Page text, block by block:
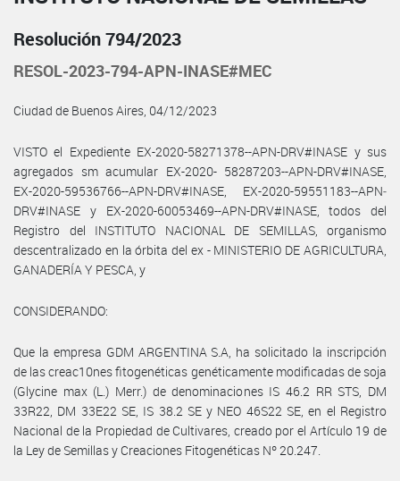
Resolución 794/2023
RESOL-2023-794-APN-INASE#MEC
Ciudad de Buenos Aires, 04/12/2023
VISTO el Expediente EX-2020-58271378--APN-DRV#INASE y sus
agregados sm acumular EX-2020- 58287203--APN-DRV#INASE,
EX-2020-59536766--APN-DRV#INASE, EX-2020-59551183--APN­
DRV#INASE y EX-2020-60053469--APN-DRV#INASE, todos del
Registro del INSTITUTO NACIONAL DE SEMILLAS, organismo
descentralizado en la órbita del ex - MINISTERIO DE AGRICULTURA,
GANADERÍA Y PESCA, y
CONSIDERANDO:
Que la empresa GDM ARGENTINA S.A, ha solicitado la inscripción
de las creac10nes fitogenéticas genéticamente modificadas de soja
(Glycine max (L.) Merr.) de denominaciones IS 46.2 RR STS, DM
33R22, DM 33E22 SE, IS 38.2 SE y NEO 46S22 SE, en el Registro
Nacional de la Propiedad de Cultivares, creado por el Artículo 19 de
la Ley de Semillas y Creaciones Fitogenéticas Nº 20.247.